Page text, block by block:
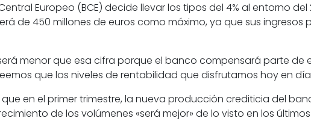
Europeo (BCE) decide llevar los tipos del 4% al entorno
de 450 millones de euros como máximo, ya que sus ingresos
menor que esa cifra porque el banco compensará parte de
que los niveles de rentabilidad que disfrutamos hoy en
en el primer trimestre, la nueva producción crediticia del
de los volúmenes «será mejor» de lo visto en los